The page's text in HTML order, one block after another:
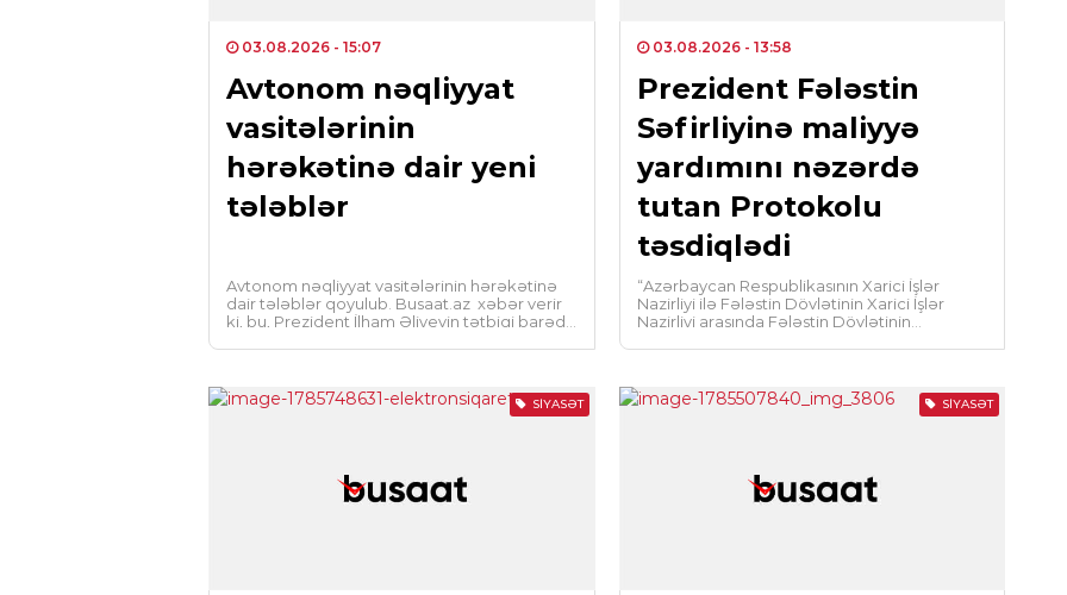
03.08.2026 - 15:07
Avtonom nəqliyyat
vasitələrinin
hərəkətinə dair yeni
tələblər
Avtonom nəqliyyat vasitələrinin hərəkətinə
dair tələblər qoyulub. Busaat.az xəbər verir
ki, bu, Prezident İlham Əliyevin tətbiqi barədə
03.08.2026- 13:58
Prezident Fələstin
Səfirliyinə maliyyə
yardımını nəzərdə
tutan Protokolu
təsdiqlədi
“Azərbaycan Respublikasının Xarici İşlər
Nazirliyi ilə Fələstin Dövlətinin Xarici İşlər
Nazirliyi arasında Fələstin Dövlətinin
SIYASƏT SIYASƏT